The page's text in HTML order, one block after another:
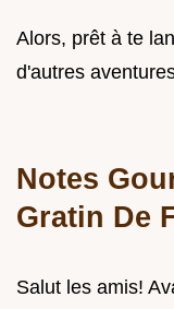
Alors, prêt à te
d'autres
Notes
Gratin De
Salut les amis!